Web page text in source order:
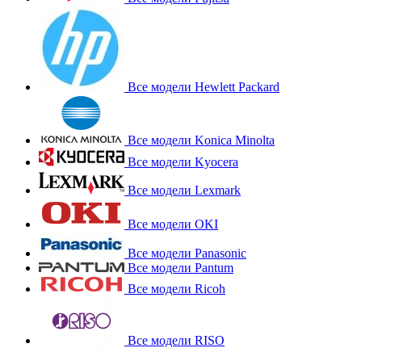
Все модели Hewlett Packard
Все модели Konica Minolta
Все модели Kyocera
Все модели Lexmark
Все модели OKI
Все модели Panasonic
Все модели Pantum
Все модели Ricoh
Все модели RISO